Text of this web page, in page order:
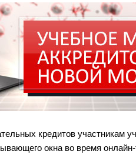
кредитов участникам
окна во время